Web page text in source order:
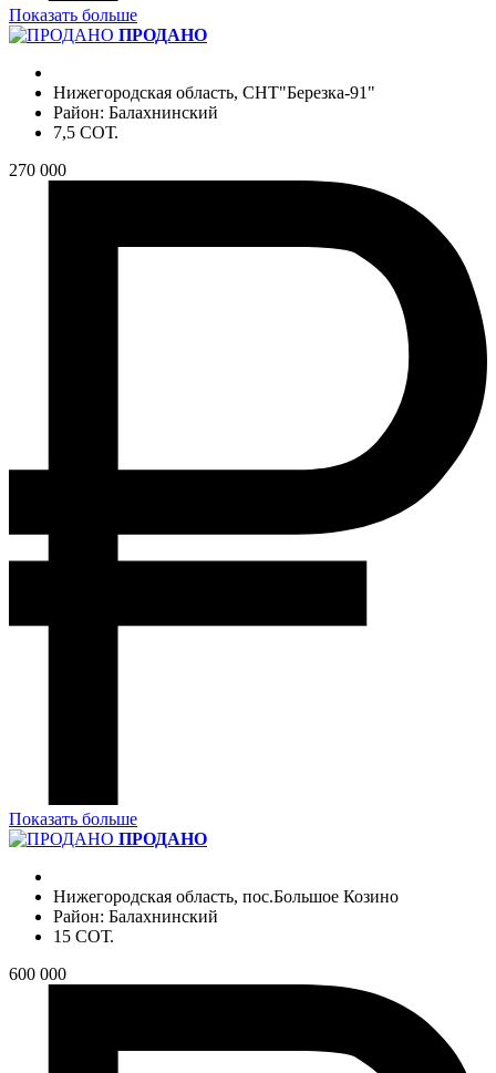
Показать больше
ПРОДАНО
Нижегородская область, СНТ"Березка-91"
Район: Балахнинский
7,5 СОТ.
270 000
Показать больше
ПРОДАНО
Нижегородская область, пос.Большое Козино
Район: Балахнинский
15 СОТ.
600 000